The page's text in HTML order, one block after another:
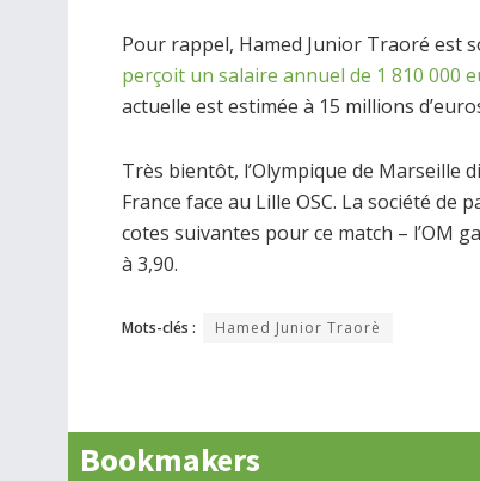
Pour rappel, Hamed Junior Traoré est
perçoit un salaire annuel de 1 810 000
actuelle est estimée à 15 millions
Très bientôt, l’Olympique de Marseille
France face au Lille OSC. La société de
cotes suivantes pour ce match – l’OM
à 3,90.
Mots-clés : Hamed Junior Traorè
Bookmakers